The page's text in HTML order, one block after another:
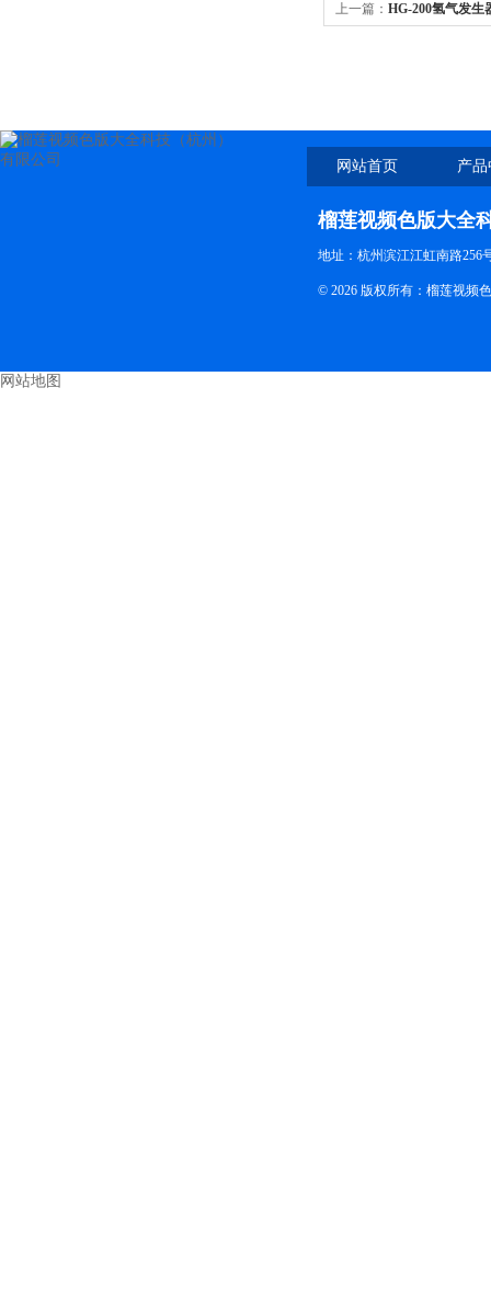
上一篇： HG-200氢气发生
网站首页 产
榴莲视频色版大全
地址：杭州滨江江虹南路256
© 2026 版权所有：榴莲视频
网站地图